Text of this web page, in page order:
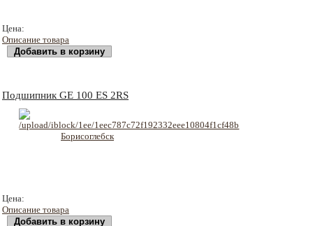
Цена:
Описание товара
Подшипник GE 100 ES 2RS
Цена:
Описание товара